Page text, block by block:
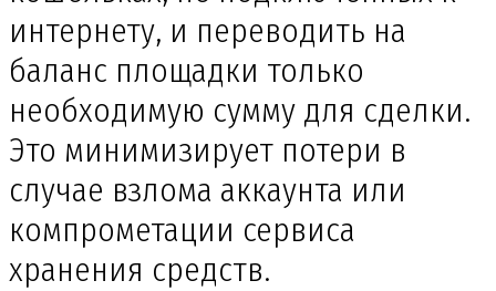
интернету, и переводить на
баланс площадки только
необходимую сумму для сделки.
Это минимизирует потери в
случае взлома аккаунта или
компрометации сервиса
хранения средств.